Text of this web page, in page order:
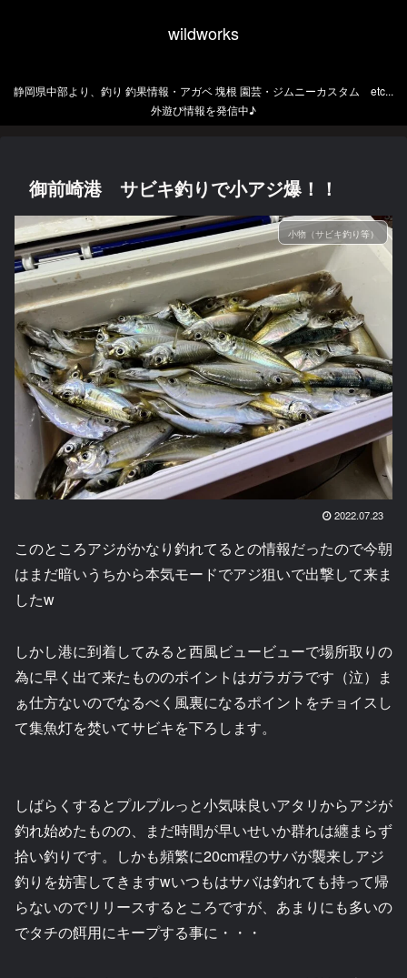
wildworks
静岡県中部より、釣り 釣果情報・アガベ 塊根 園芸・ジムニーカスタム etc...
外遊び情報を発信中♪
御前崎港 サビキ釣りで小アジ爆！！
小物（サビキ釣り等）
2022.07.23
このところアジがかなり釣れてるとの情報だったので今朝
はまだ暗いうちから本気モードでアジ狙いで出撃して来ま
したw
しかし港に到着してみると西風ビュービューで場所取りの
為に早く出て来たもののポイントはガラガラです（泣）ま
ぁ仕方ないのでなるべく風裏になるポイントをチョイスし
て集魚灯を焚いてサビキを下ろします。
しばらくするとプルプルっと小気味良いアタリからアジが
釣れ始めたものの、まだ時間が早いせいか群れは纏まらず
拾い釣りです。しかも頻繁に20cm程のサバが襲来しアジ
釣りを妨害してきますwいつもはサバは釣れても持って帰
らないのでリリースするところですが、あまりにも多いの
でタチの餌用にキープする事に・・・